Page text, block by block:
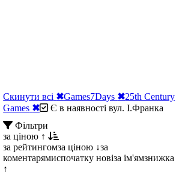
Скинути всі ✖Games7Days ✖25th Century
Games ✖
Є в наявності вул. І.Франка
Фільтри
за ціною ↑
за рейтингомза ціною ↓за
коментарямиспочатку новіза ім'ямзнижка
↑